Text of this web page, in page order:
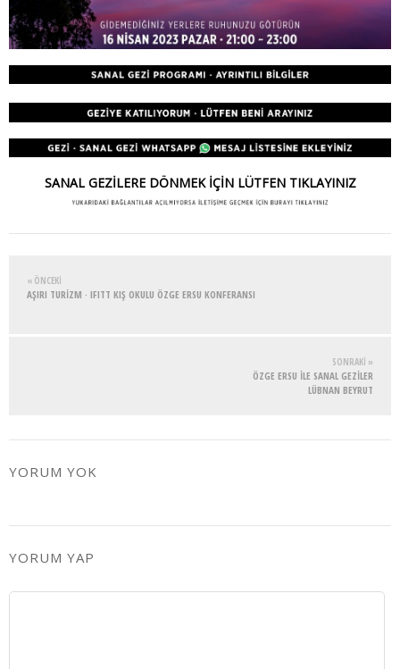
SANAL GEZİLERE DÖNMEK İÇİN LÜTFEN TIKLAYINIZ
« ÖNCEKI
AŞIRI TURİZM · IFITT KIŞ OKULU ÖZGE ERSU KONFERANSI
SONRAKI »
ÖZGE ERSU İLE SANAL GEZİLER
LÜBNAN BEYRUT
YORUM YOK
YORUM YAP